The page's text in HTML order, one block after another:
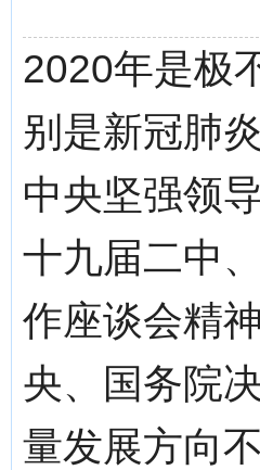
2020年是极
别是新冠肺
中央坚强领
十九届二中
作座谈会精
央、国务院
量发展方向